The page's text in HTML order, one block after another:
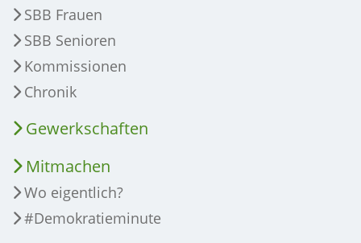
SBB Frauen
SBB Senioren
Kommissionen
Chronik
Gewerkschaften
Mitmachen
Wo eigentlich?
#Demokratieminute